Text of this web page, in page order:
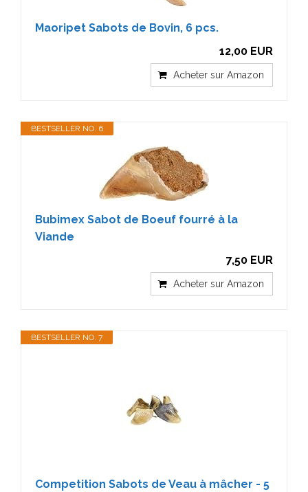
Maoripet Sabots de Bovin, 6 pcs.
12,00 EUR
Acheter sur Amazon
BESTSELLER NO. 6
Bubimex Sabot de Boeuf fourré à la
Viande
7,50 EUR
Acheter sur Amazon
BESTSELLER NO. 7
Competition Sabots de Veau à mâcher - 5